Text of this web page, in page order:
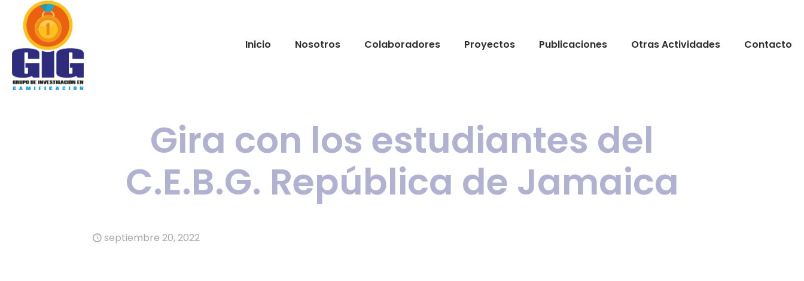
Inicio Nosotros Colaboradores Proyectos Publicaciones Otras Actividades Contacto
Gira con los estudiantes del
C.E.B.G. República de Jamaica
septiembre 20, 2022